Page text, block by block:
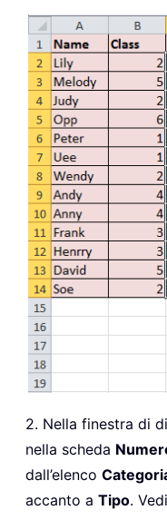
2. Nella finestra di
nella scheda
dall’elenco
accanto a Tipo.